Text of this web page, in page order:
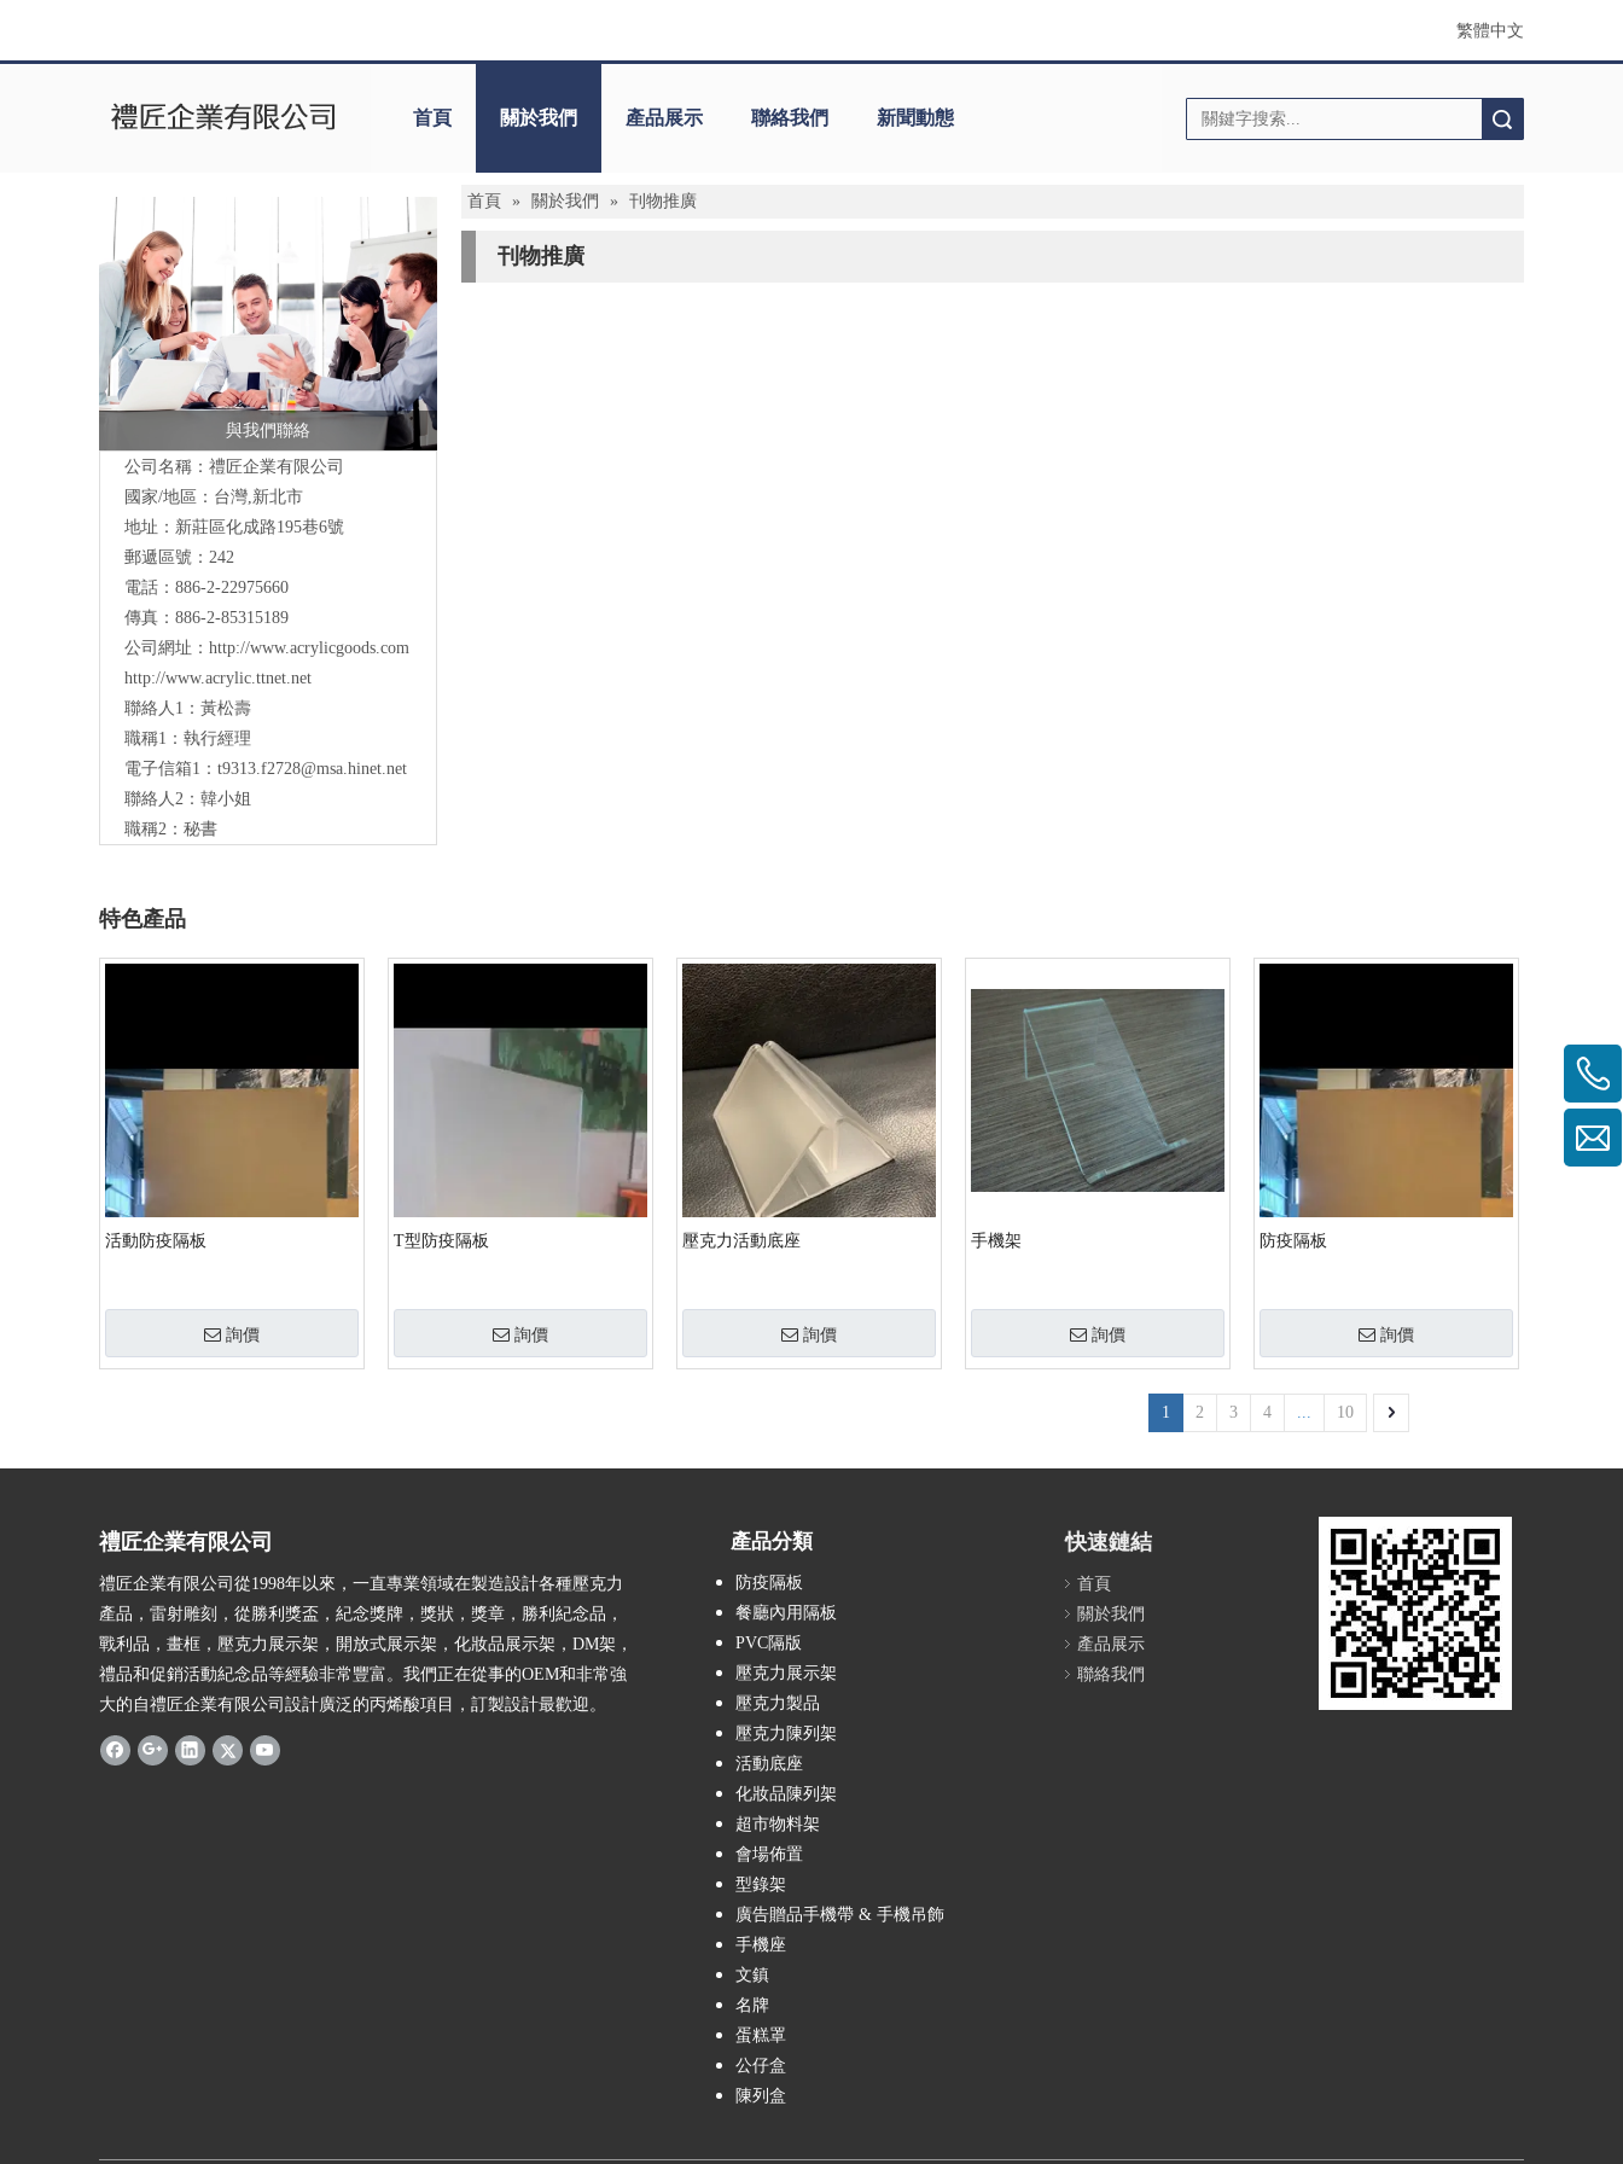
繁體中文
首頁 關於我們 產品展示 聯絡我們 新聞動態
與我們聯絡
公司名稱：禮匠企業有限公司
國家/地區：台灣,新北市
地址：新莊區化成路195巷6號
郵遞區號：242
電話：886-2-22975660
傳真：886-2-85315189
公司網址： http://www.acrylicgoods.com
http://www.acrylic.ttnet.net
聯絡人1：黃松壽
職稱1：執行經理
電子信箱1： t9313.f2728@msa.hinet.net
聯絡人2：韓小姐
職稱2：秘書
首頁 » 關於我們 » 刊物推廣
刊物推廣
特色產品
活動防疫隔板
詢價
T型防疫隔板
詢價
壓克力活動底座
詢價
手機架
詢價
防疫隔板
詢價
1 2 3 4 ... 10
禮匠企業有限公司
禮匠企業有限公司從1998年以來，一直專業領域在製造設計各種壓克力
產品，雷射雕刻，從勝利獎盃，紀念獎牌，獎狀，獎章，勝利紀念品，
戰利品，畫框，壓克力展示架，開放式展示架，化妝品展示架，DM架，
禮品和促銷活動紀念品等經驗非常豐富。我們正在從事的OEM和非常強
大的自禮匠企業有限公司設計廣泛的丙烯酸項目，訂製設計最歡迎。
產品分類
防疫隔板
餐廳內用隔板
PVC隔版
壓克力展示架
壓克力製品
壓克力陳列架
活動底座
化妝品陳列架
超市物料架
會場佈置
型錄架
廣告贈品手機帶 & 手機吊飾
手機座
文鎮
名牌
蛋糕罩
公仔盒
陳列盒
快速鏈結
首頁
關於我們
產品展示
聯絡我們